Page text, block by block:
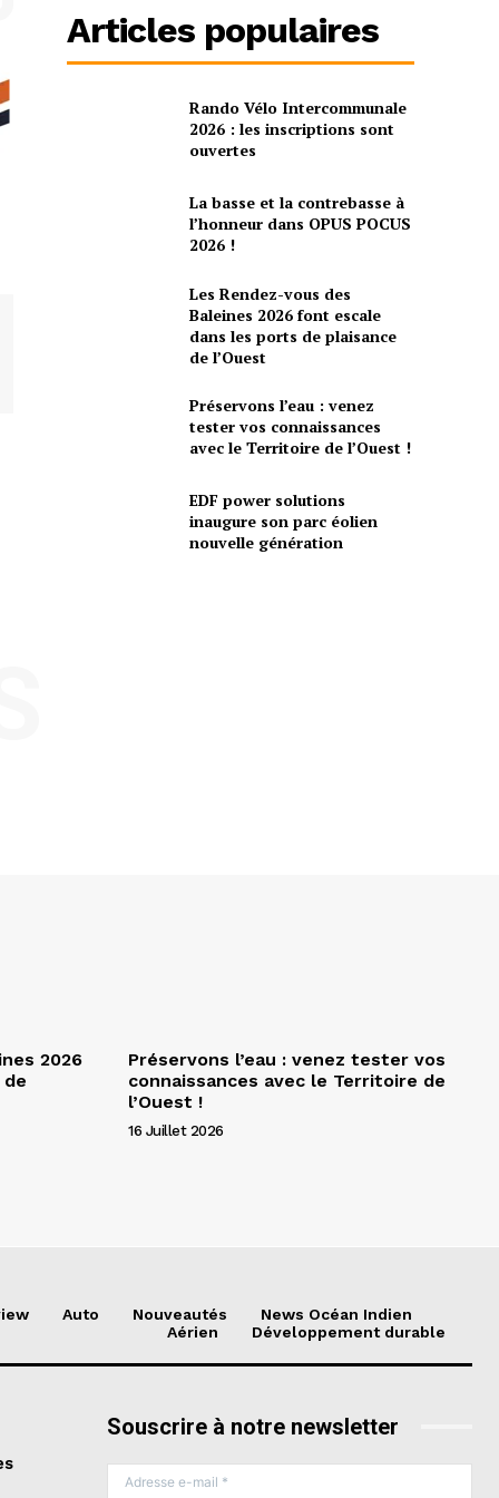
Articles populaires
Rando Vélo Intercommunale
2026 : les inscriptions sont
ouvertes
La basse et la contrebasse à
l’honneur dans OPUS POCUS
2026 !
Les Rendez-vous des
Baleines 2026 font escale
dans les ports de plaisance
de l’Ouest
Préservons l’eau : venez
tester vos connaissances
avec le Territoire de l’Ouest !
EDF power solutions
inaugure son parc éolien
nouvelle génération
2026
Préservons l’eau : venez tester vos
connaissances avec le Territoire de
l’Ouest !
16 Juillet 2026
Auto Nouveautés
News Océan Indien
Aérien
Développement durable
Souscrire à notre newsletter